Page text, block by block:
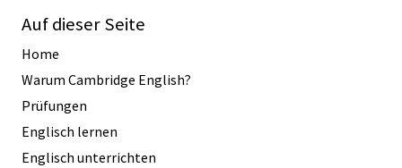
Auf dieser Seite
Home
Warum Cambridge English?
Prüfungen
Englisch lernen
Englisch unterrichten